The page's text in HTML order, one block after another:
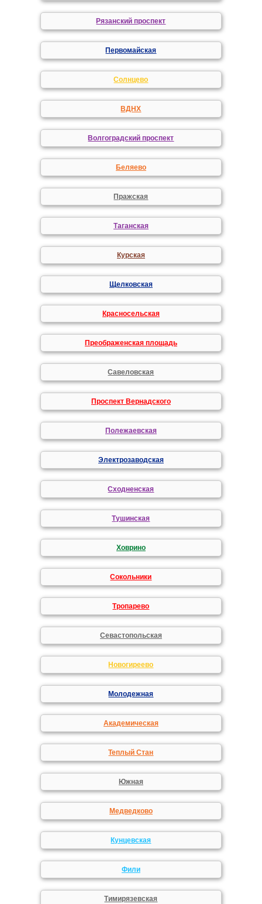
Рязанский проспект
Первомайская
Солнцево
ВДНХ
Волгоградский проспект
Беляево
Пражская
Таганская
Курская
Щелковская
Красносельская
Преображенская площадь
Савеловская
Проспект Вернадского
Полежаевская
Электрозаводская
Сходненская
Тушинская
Ховрино
Сокольники
Тропарево
Севастопольская
Новогиреево
Молодежная
Академическая
Теплый Стан
Южная
Медведково
Кунцевская
Фили
Тимирязевская